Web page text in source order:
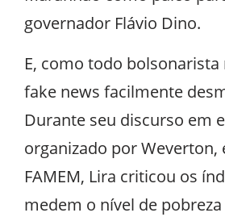
governador Flávio Dino.
E, como todo bolsonarista
fake news facilmente
Durante seu discurso em
organizado por Weverton,
FAMEM, Lira criticou os
medem o nível de